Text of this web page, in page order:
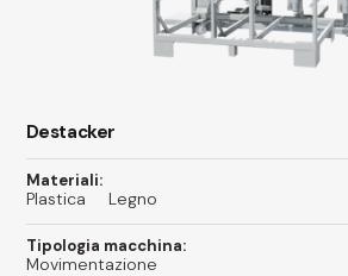
Destacker
Materiali:
Plastica Legno
Tipologia macchina:
Movimentazione